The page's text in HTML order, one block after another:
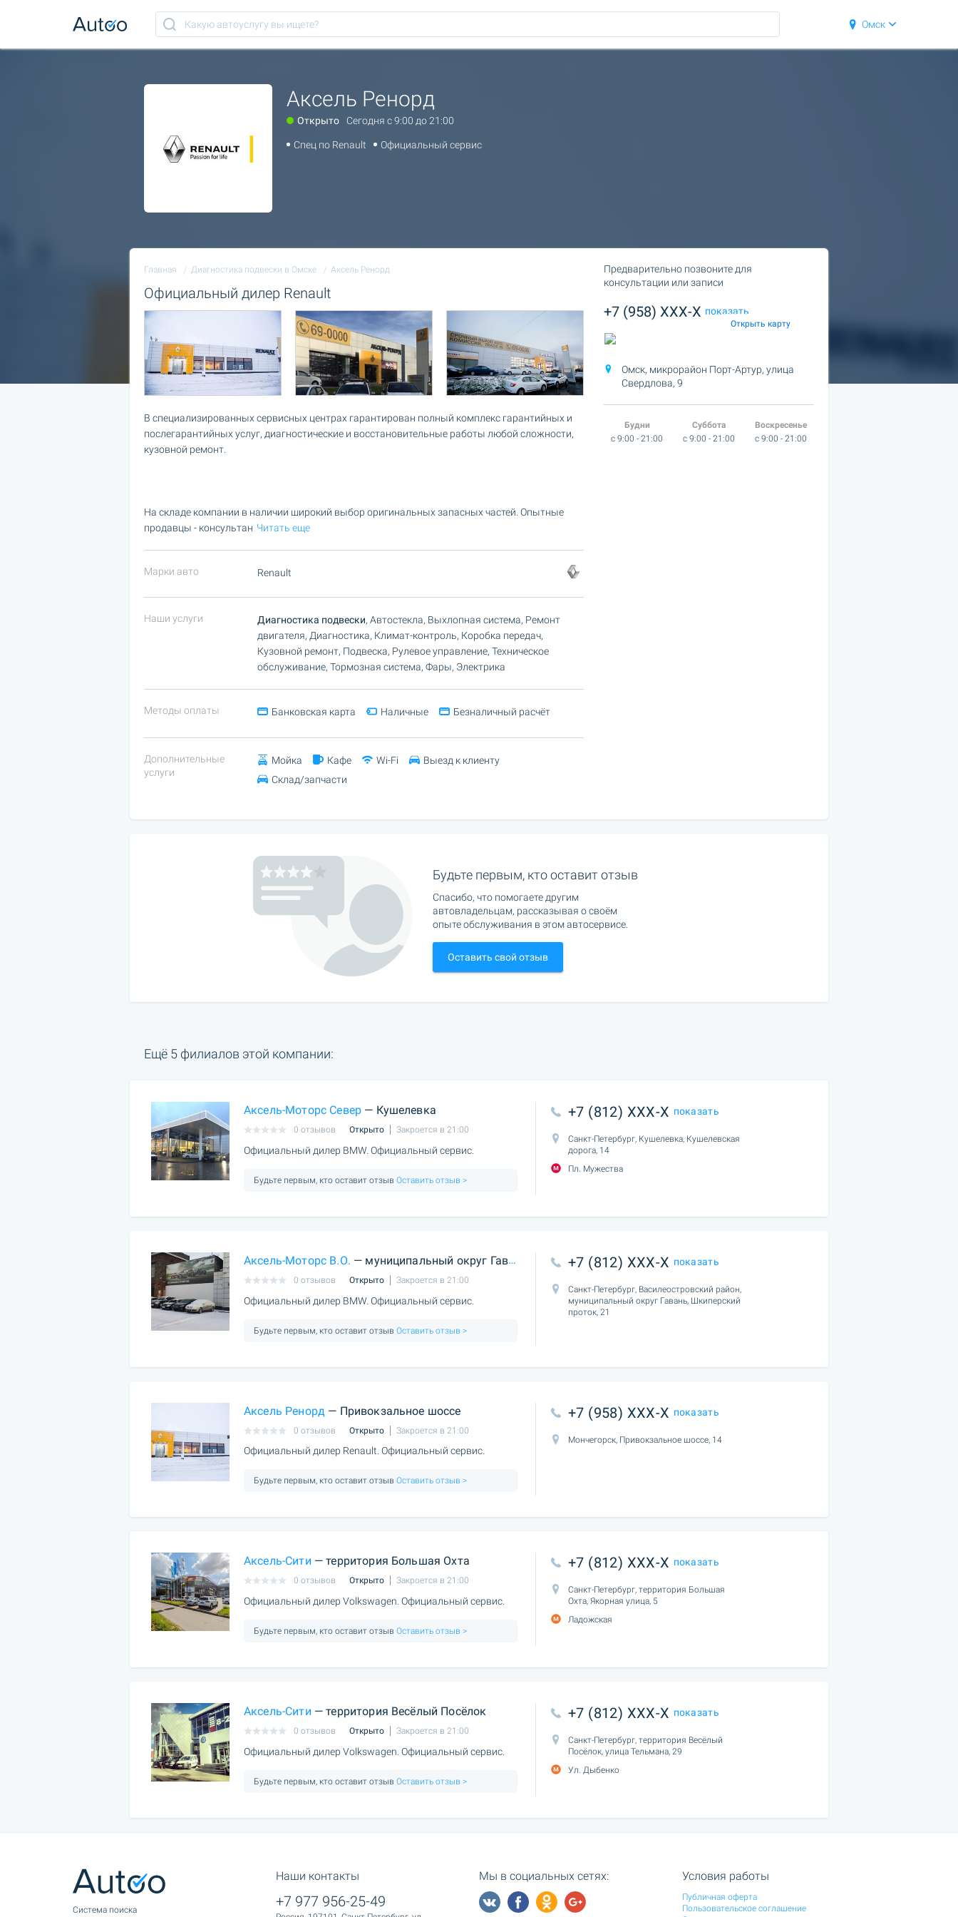
Омск
Аксель Ренорд
Открыто Сегодня c 9:00 до 21:00
Спец по Renault Официальный сервис
Предварительно позвоните для
консультации или записи
+7 (958) XXX-X показать
Открыть карту
Омск, микрорайон Порт-Артур,улица
Свердлова, 9
Будни
c 9:00 - 21:00
Суббота
c 9:00 - 21:00
Воскресенье
c 9:00 - 21:00
Главная Диагностика подвески в Омске Аксель Ренорд
Официальный дилер Renault
В специализированных сервисных центрах гарантирован полный комплекс гарантийных и
послегарантийных услуг, диагностические и восстановительные работы любой сложности,
кузовной ремонт.
На складе компании в наличии широкий выбор оригинальных запасных частей. Опытные
продавцы - консультан Читать еще
Марки авто Renault
Наши услуги Диагностика подвески, Автостекла, Выхлопная система, Ремонт
двигателя, Диагностика, Климат-контроль, Коробка передач,
Кузовной ремонт, Подвеска, Рулевое управление, Техническое
обслуживание, Тормозная система, Фары, Электрика
Методы оплаты Банковская карта Наличные Безналичный расчёт
Дополнительные
услуги
Мойка Кафе Wi-Fi
Выезд к клиенту
Склад/запчасти
Будьте первым, кто оставит отзыв
Спасибо, что помогаете другим
автовладельцам, рассказывая о своём
опыте обслуживания в этом автосервисе.
Оставить свой отзыв
Ещё 5 филиалов этой компании:
Аксель-Моторс Север — Кушелевка
0 отзывов Открыто Закроется в 21:00
Официальный дилер BMW. Официальный сервис.
Будьте первым, кто оставит отзыв Оставить отзыв >
+7 (812) XXX-X показать
Санкт-Петербург, Кушелевка, Кушелевская
дорога, 14
Пл. Мужества
Аксель-Моторс В.О. — муниципальный округ Гавань
0 отзывов Открыто Закроется в 21:00
Официальный дилер BMW. Официальный сервис.
Будьте первым, кто оставит отзыв Оставить отзыв >
+7 (812) XXX-X показать
Санкт-Петербург, Василеостровский район,
муниципальный округ Гавань, Шкиперский
проток, 21
Аксель Ренорд — Привокзальное шоссе
0 отзывов Открыто Закроется в 21:00
Официальный дилер Renault. Официальный сервис.
Будьте первым, кто оставит отзыв Оставить отзыв >
+7 (958) XXX-X показать
Мончегорск, Привокзальное шоссе, 14
Аксель-Сити — территория Большая Охта
0 отзывов Открыто Закроется в 21:00
Официальный дилер Volkswagen. Официальный сервис.
Будьте первым, кто оставит отзыв Оставить отзыв >
+7 (812) XXX-X показать
Санкт-Петербург, территория Большая
Охта, Якорная улица, 5
Ладожская
Аксель-Сити — территория Весёлый Посёлок
0 отзывов Открыто Закроется в 21:00
Официальный дилер Volkswagen. Официальный сервис.
Будьте первым, кто оставит отзыв Оставить отзыв >
+7 (812) XXX-X показать
Санкт-Петербург, территория Весёлый
Посёлок, улица Тельмана, 29
Ул. Дыбенко
Cистема поиска
Наши контакты
+7 977 956-25-49
Мы в социальных сетях: Условия работы
Публичная оферта
Пользовательское соглашение